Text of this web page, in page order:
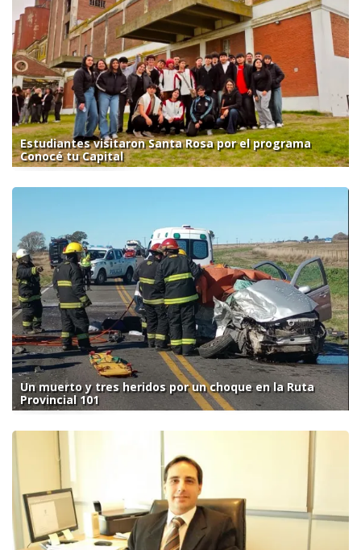
Estudiantes visitaron Santa Rosa por el programa
Conocé tu Capital
Un muerto y tres heridos por un choque en la Ruta
Provincial 101